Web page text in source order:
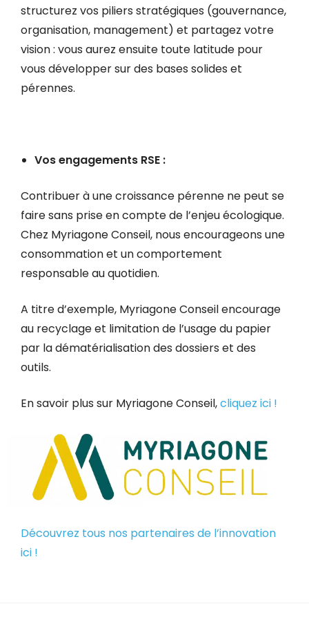
structurez vos piliers stratégiques (gouvernance,
organisation, management) et partagez votre
vision : vous aurez ensuite toute latitude pour
vous développer sur des bases solides et
pérennes.
Vos engagements RSE :
Contribuer à une croissance pérenne ne peut se
faire sans prise en compte de l’enjeu écologique.
Chez Myriagone Conseil, nous encourageons une
consommation et un comportement
responsable au quotidien.
A titre d’exemple, Myriagone Conseil encourage
au recyclage et limitation de l’usage du papier
par la dématérialisation des dossiers et des
outils.
En savoir plus sur Myriagone Conseil,cliquez ici !
Découvrez tous nos partenaires de l’innovation
ici !